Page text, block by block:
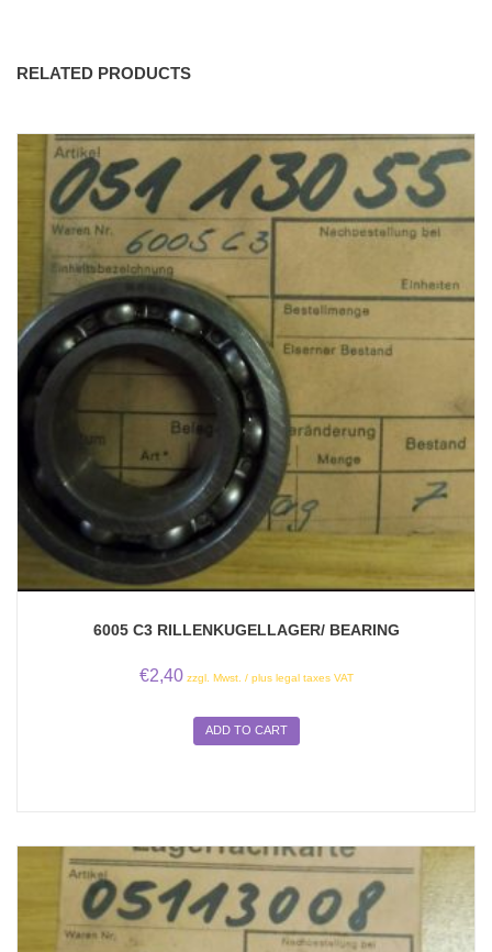
RELATED PRODUCTS
6005 C3 RILLENKUGELLAGER/ BEARING
€2,40 zzgl. Mwst. / plus legal taxes VAT
ADD TO CART